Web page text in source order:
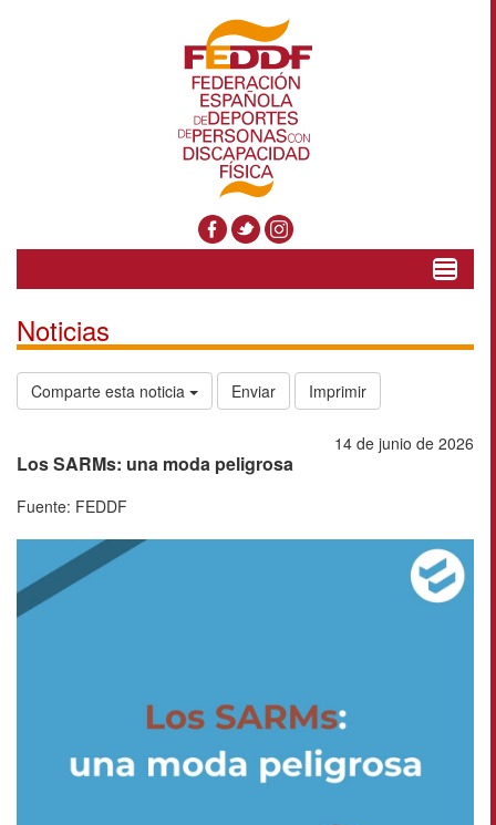
Toggle
Noticias
Comparte esta noticia Enviar Imprimir
14 de junio de 2026
Los SARMs: una moda peligrosa
Fuente: FEDDF